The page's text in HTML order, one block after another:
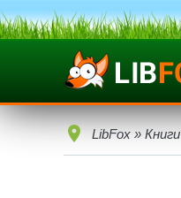
LibFox » Книги